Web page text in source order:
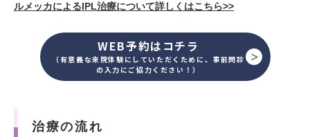
ルメッカによるIPL治療について詳しくはこちら>>
WEB予約はコチラ
（有意義な来院体験にしていただくために、事前問診
の入力にご協力ください！）
治療の流れ